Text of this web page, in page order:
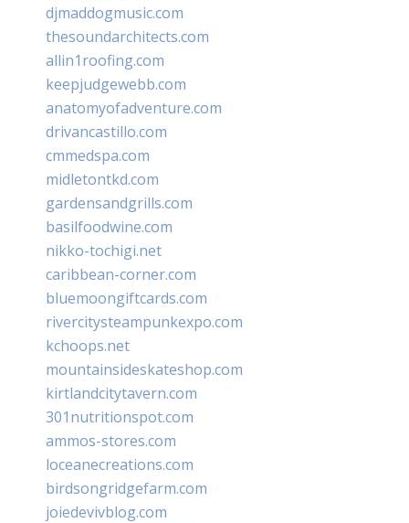
djmaddogmusic.com
thesoundarchitects.com
allin1roofing.com
keepjudgewebb.com
anatomyofadventure.com
drivancastillo.com
cmmedspa.com
midletontkd.com
gardensandgrills.com
basilfoodwine.com
nikko-tochigi.net
caribbean-corner.com
bluemoongiftcards.com
rivercitysteampunkexpo.com
kchoops.net
mountainsideskateshop.com
kirtlandcitytavern.com
301nutritionspot.com
ammos-stores.com
loceanecreations.com
birdsongridgefarm.com
joiedevivblog.com